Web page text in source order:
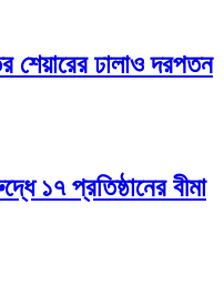
শেয়ারের ঢালাও দরপতন
১৭ প্রতিষ্ঠানের বীমা